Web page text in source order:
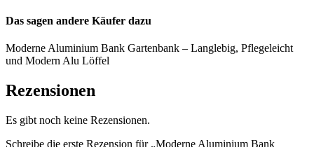
Das sagen andere Käufer dazu
Moderne Aluminium Bank Gartenbank – Langlebig, Pflegeleicht
und Modern Alu Löffel
Rezensionen
Es gibt noch keine Rezensionen.
Schreibe die erste Rezension für „Moderne Aluminium Bank